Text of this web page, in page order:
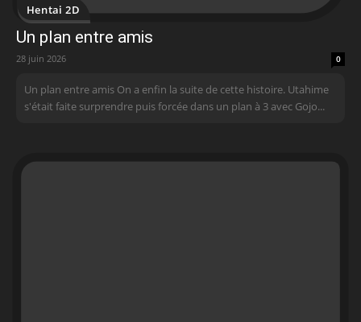
Hentai 2D
Un plan entre amis
28 juin 2026 0
Un plan entre amis On a enfin la suite de cette histoire. Utahime
s'était faite surprendre puis forcée dans un plan à 3 avec Gojo...